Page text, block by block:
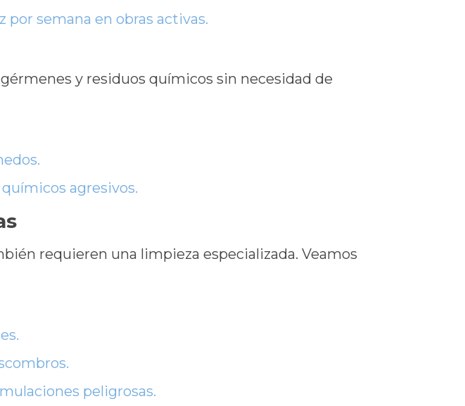
por semana en obras activas.
y residuos químicos sin necesidad de
agresivos.
requieren una limpieza especializada. Veamos
peligrosas.